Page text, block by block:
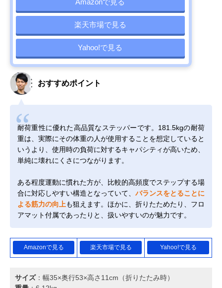
楽天市場で見る
Yahoo!で見る
おすすめポイント
耐荷重性に優れた高品質なステッパーです。181.5kgの耐荷
重は、実際にその体重の人が使用することを想定していると
いうより、使用時の負荷に対するキャパシティが高いため、
単純に壊れにくさにつながります。
ある程度運動に慣れた方が、比較的高頻度でステップする場
合に対応しやすい構造となっていて、 バランスをとることに
よる筋力の向上も狙えます。ほかに、折りたためたり、フロ
アマット付属であったりと、扱いやすいのが魅力です。
Amazonで見る 楽天市場で見る Yahoo!で見る
サイズ：幅35×奥行53×高さ11cm（折りたたみ時）